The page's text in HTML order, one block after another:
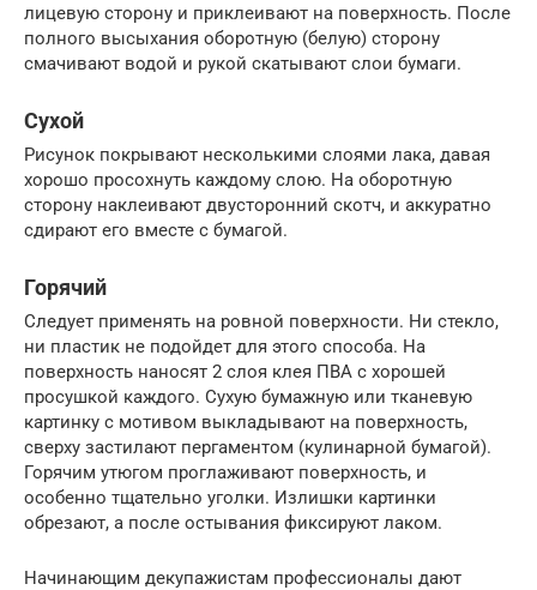
лицевую сторону и приклеивают на поверхность. После
полного высыхания оборотную (белую) сторону
смачивают водой и рукой скатывают слои бумаги.
Сухой
Рисунок покрывают несколькими слоями лака, давая
хорошо просохнуть каждому слою. На оборотную
сторону наклеивают двусторонний скотч, и аккуратно
сдирают его вместе с бумагой.
Горячий
Следует применять на ровной поверхности. Ни стекло,
ни пластик не подойдет для этого способа. На
поверхность наносят 2 слоя клея ПВА с хорошей
просушкой каждого. Сухую бумажную или тканевую
картинку с мотивом выкладывают на поверхность,
сверху застилают пергаментом (кулинарной бумагой).
Горячим утюгом проглаживают поверхность, и
особенно тщательно уголки. Излишки картинки
обрезают, а после остывания фиксируют лаком.
Начинающим декупажистам профессионалы дают